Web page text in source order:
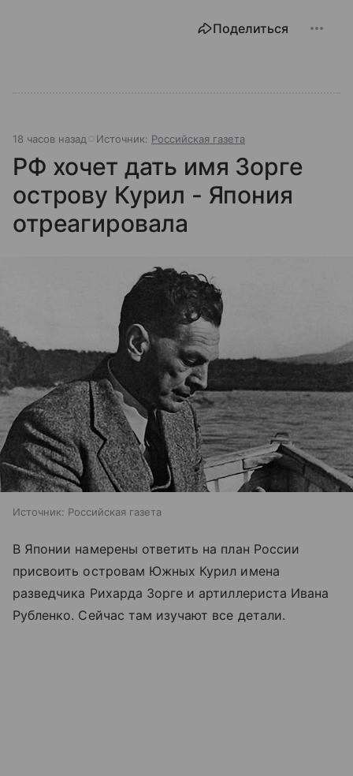
Поделиться
18 часов назад Источник: Российская газета
РФ хочет дать имя Зорге
острову Курил - Япония
отреагировала
Источник: Российская газета
В Японии намерены ответить на план России
присвоить островам Южных Курил имена
разведчика Рихарда Зорге и артиллериста Ивана
Рубленко. Сейчас там изучают все детали.